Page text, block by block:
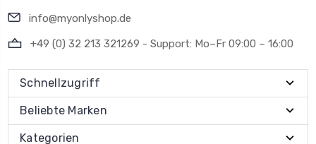
info@myonlyshop.de
+49 (0) 32 213 321269 - Support: Mo–Fr 09:00 – 16:00
Schnellzugriff
Beliebte Marken
Kategorien